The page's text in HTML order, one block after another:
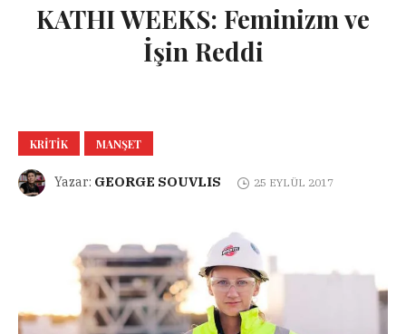
KATHI WEEKS: Feminizm ve
İşin Reddi
KRITIK MANŞET
Yazar: GEORGE SOUVLIS 25 EYLÜL 2017